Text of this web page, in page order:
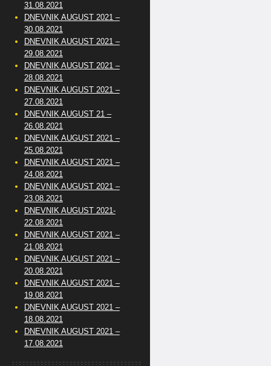
31.08.2021
DNEVNIK AUGUST 2021 –
30.08.2021
DNEVNIK AUGUST 2021 –
29.08.2021
DNEVNIK AUGUST 2021 –
28.08.2021
DNEVNIK AUGUST 2021 –
27.08.2021
DNEVNIK AUGUST 21 –
26.08.2021
DNEVNIK AUGUST 2021 –
25.08.2021
DNEVNIK AUGUST 2021 –
24.08.2021
DNEVNIK AUGUST 2021 –
23.08.2021
DNEVNIK AUGUST 2021-
22.08.2021
DNEVNIK AUGUST 2021 –
21.08.2021
DNEVNIK AUGUST 2021 –
20.08.2021
DNEVNIK AUGUST 2021 –
19.08.2021
DNEVNIK AUGUST 2021 –
18.08.2021
DNEVNIK AUGUST 2021 –
17.08.2021